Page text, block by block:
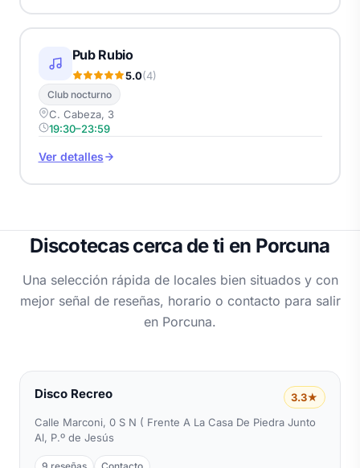
Pub Rubio
5.0(4)
Club nocturno
C. Cabeza, 3
19:30–23:59
Ver detalles
Discotecas cerca de ti en Porcuna
Una selección rápida de locales bien situados y con
mejor señal de reseñas, horario o contacto para salir
en Porcuna.
Disco Recreo
3.3★
Calle Marconi, 0 S N ( Frente A La Casa De Piedra Junto
Al, P.º de Jesús